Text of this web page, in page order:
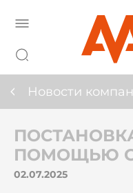
Новости
ПОМОЩЬЮ
02.07.2025